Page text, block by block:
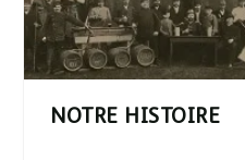
NOTRE HISTOIRE